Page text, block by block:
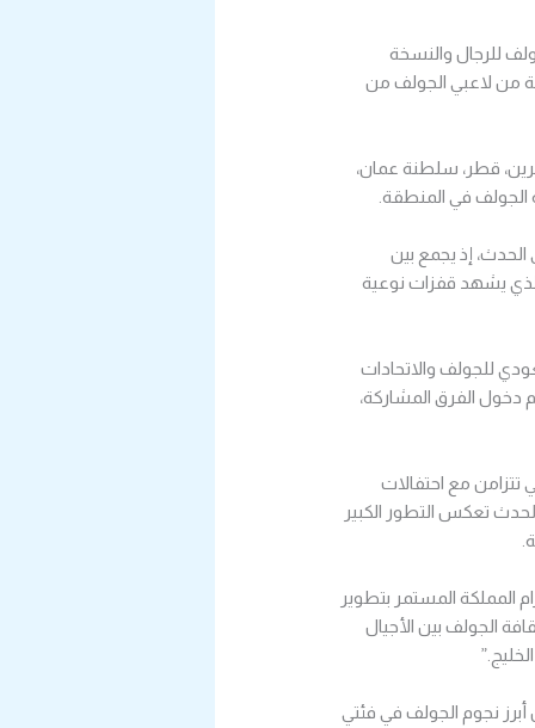
للرجال والنسخة
من لاعبي الجولف من
قطر، سلطنة عمان،
الجولف في المنطقة.
الحدث، إذ يجمع بين
الذي يشهد قفزات نوعية
للجولف والاتحادات
دخول الفرق المشاركة،
تتزامن مع احتفالات
تعكس التطور الكبير
المملكة المستمر بتطوير
الجولف بين الأجيال
نجوم الجولف في فئتي